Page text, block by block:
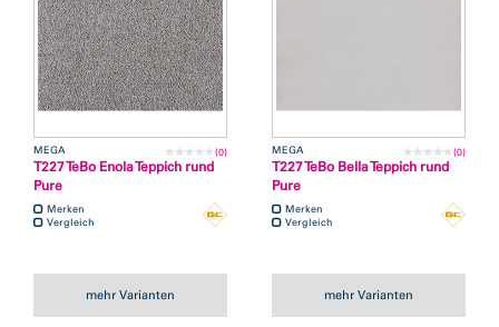
MEGA (0)
T227 TeBo Enola Teppich rund
Pure
Merken
Vergleich
mehr Varianten
MEGA (0)
T227 TeBo Bella Teppich rund
Pure
Merken
Vergleich
mehr Varianten